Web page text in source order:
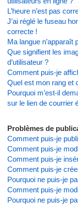
L’heure n’est pas
J’ai réglé le fuseau
correcte !
Ma langue n’apparaît
Que signifient les
d’utilisateur ?
Comment puis-je
Quel est mon rang et
Pourquoi m’est-il
sur le lien de courrier
Problèmes de
Comment puis-je
Comment puis-je
Comment puis-je
Comment puis-je
Pourquoi ne puis-je
Comment puis-je
Pourquoi ne puis-je